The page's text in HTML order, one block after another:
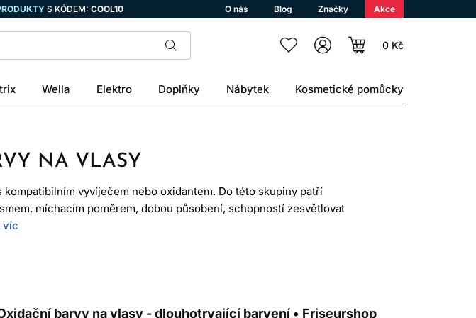
S KÓDEM: COOL10 O nás Blog Značky Akce
0 Kč
Wella Elektro Doplňky Nábytek Kosmetické pomůcky
NA VLASY
vyvíječem nebo oxidantem. Do této skupiny patří
míchacím poměrem, dobou působení, schopností zesvětlovat
vybírat pouze podle obrázku odstínu. Důležitý je výchozí podklad,
reakce. Prekurzory barviva se ve vlasovém vlákně mění na větší
víc
barvy na vlasy - dlouhotrvající barvení • Friseurshop